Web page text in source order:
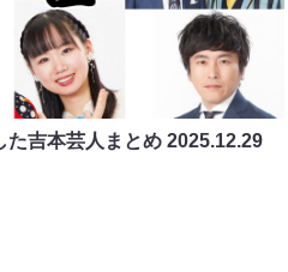
た吉本芸人まとめ2025.12.29